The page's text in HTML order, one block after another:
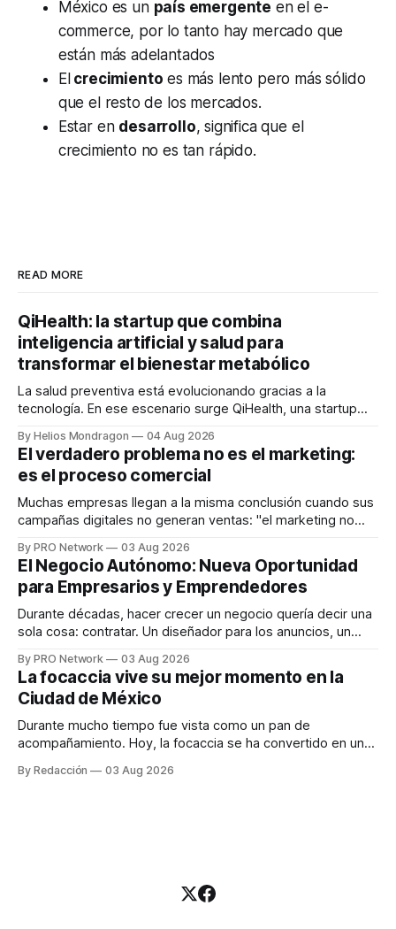
México es un país emergente en el e-
commerce, por lo tanto hay mercado que
están más adelantados
Elcrecimiento es más lento pero más sólido
que el resto de los mercados.
Estar en desarrollo, significa que el
crecimiento no es tan rápido.
READ MORE
QiHealth: la startup que combina
inteligencia artificial y salud para
transformar el bienestar metabólico
La salud preventiva está evolucionando gracias a la
tecnología. En ese escenario surge QiHealth, una startup
dispositivos inteligentes, inteligencia artificial y monitoreo
en tiempo real para ayudar a las personas a tomar mejores
decisiones sobre su salud metabólica. Su propuesta busca
responder
By Helios Mondragon 04 Aug 2026
El verdadero problema no es el marketing:
es el proceso comercial
Muchas empresas llegan a la misma conclusión cuando sus
campañas digitales no generan ventas: "el marketing no
INTERIUS, el problema suele estar en otro lugar. Durante
una entrevista para el podcast SER PRO, el especialista en
marketing digital explicó que
By PRO Network 03 Aug 2026
El Negocio Autónomo: Nueva Oportunidad
para Empresarios y Emprendedores
Durante décadas, hacer crecer un negocio quería decir una
sola cosa: contratar. Un diseñador para los anuncios, un
para los textos, alguien que supiera de publicidad digital
para encontrar prospectos, un vendedor para atender
llamadas y mensajes, y —con suerte— una persona
By PRO Network 03 Aug 2026
La focaccia vive su mejor momento en la
Ciudad de México
Durante mucho tiempo fue vista como un pan de
acompañamiento. Hoy, la focaccia se ha convertido en uno
artesanal, ingredientes de calidad y experiencias que
By Redacción 03 Aug 2026